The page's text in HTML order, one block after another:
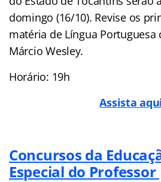
domingo (16/10). Revise os
matéria de Língua
Márcio Wesley.
Horário: 19h
Assista
Concursos da
Especial do Professor